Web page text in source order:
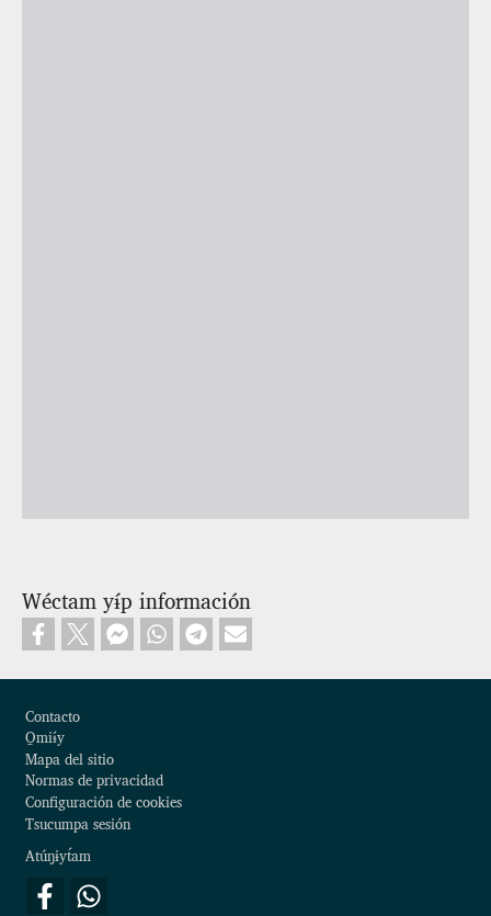
Wéctam yɨ́p información
Contacto
O̱miɨ́y
Mapa del sitio
Normas de privacidad
Configuración de cookies
Tsucumpa sesión
Atúŋɨyt́am